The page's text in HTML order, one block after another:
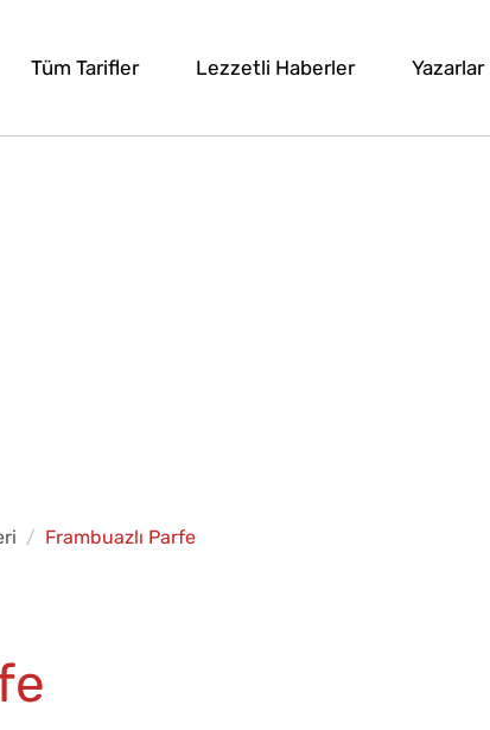
Tüm Tarifler Lezzetli Haberler Yazarlar
Frambuazlı Parfe